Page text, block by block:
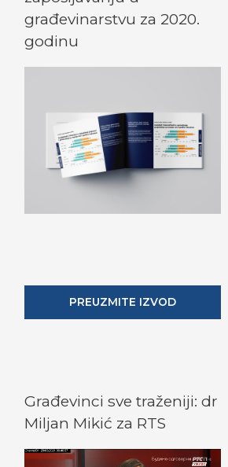
građevinarstvu za 2020.
godinu
PREUZMITE IZVOD
Građevinci sve traženiji: dr
Miljan Mikić za RTS
V